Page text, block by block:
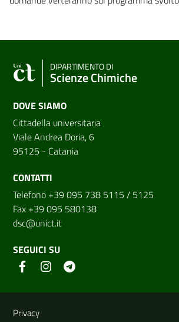
DIPARTIMENTO DI
Scienze Chimiche
DOVE SIAMO
Cittadella universitaria
Viale Andrea Doria, 6
95125 - Catania
CONTATTI
Telefono +39 095 738 5115 / 5125
Fax +39 095 580138
dsc@unict.it
SEGUICI SU
Link e informazioni utili
Privacy